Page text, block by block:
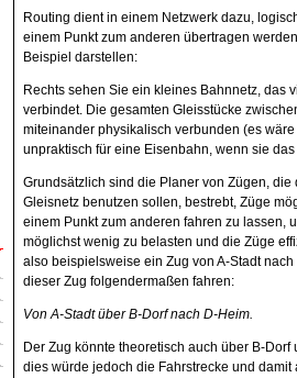
Routing dient in einem Netzwerk dazu,
einem Punkt zum anderen übertragen
Beispiel darstellen:
Rechts sehen Sie ein kleines Bahnnetz, das
verbindet. Die gesamten Gleisstücke
miteinander physikalisch verbunden (es
unpraktisch für eine Eisenbahn, wenn sie das
Grundsätzlich sind die Planer von Zügen, die
Gleisnetz benutzen sollen, bestrebt, Züge
einem Punkt zum anderen fahren zu lassen,
möglichst wenig zu belasten und die Züge
also beispielsweise ein Zug von A-Stadt
dieser Zug folgendermaßen fahren:
Von A-Stadt über B-Dorf nach D-Heim.
Der Zug könnte theoretisch auch über B-Dorf
dies würde jedoch die Fahrstrecke und damit